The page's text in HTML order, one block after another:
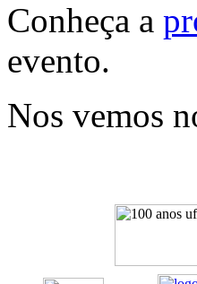
Conheça a
evento.
Nos vemos